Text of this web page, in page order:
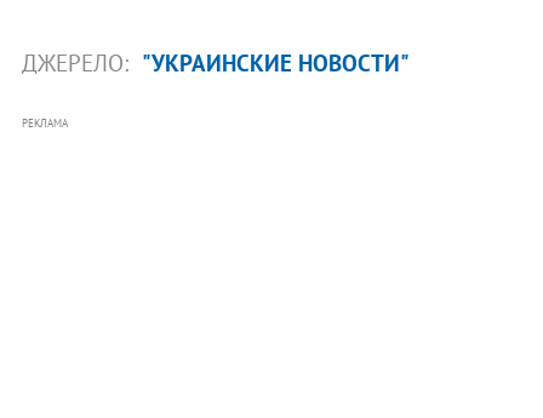
ДЖЕРЕЛО: "УКРАИНСКИЕ НОВОСТИ"
РЕКЛАМА